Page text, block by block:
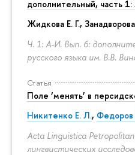
дополнительный, часть
Жидкова Е. Г.,
Ч. 1: А-И. Вып. 6:
русского языка им. В.В.
Статья
Поле ‘менять’ в
Никитенко Е. Л., Федоров
Acta Linguistica
лингвистических